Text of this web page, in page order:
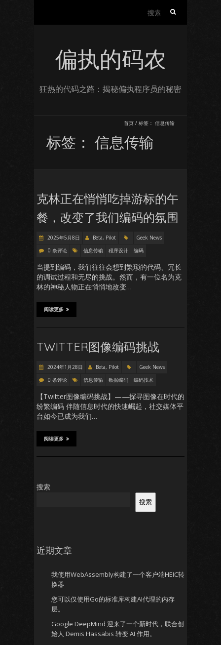
偏执的码农
狂热的代码之路：揭秘偏执程序员的秘密
首页 / 标签： 信息传输
标签： 信息传输
克林正在悄悄吃掉游标的午
餐，改变了我们编码的氛围
2025年5月8日 Beta, Pilot
Geek News
0 条评论
信息传输 程序设计 编码
当提到编码，我们往往会想到繁琐的代码、冗长
的调试过程和无尽的挑战。然而，有一位名为克
林的神秘人物正在悄悄地改变…
阅读更多
TWITTER图像编码挑战
2024年1月28日 Beta, Pilot
Geek News
0 条评论
信息传输 数据编码 编码技术
【Twitter图像编码挑战】——探寻图像在时代的
纷繁编码 伴随信息时代的快速崛起，社交媒体平
台如今已成为我们…
阅读更多
搜索
搜索
近期文章
我使用WebAssembly构建了一个客户端HEIC转
换器
您可以仅使用Go的标准库构建AI代理的内存
层。
Google DeepMind 迎来了一个新时代，联合创
始人 Demis Hassabis 转变 AI 作用。